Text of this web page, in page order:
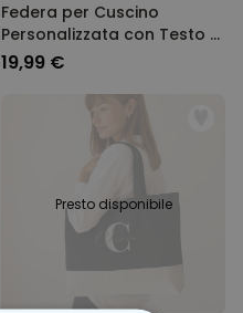
Federa per Cuscino
Personalizzata con Testo e
Simboli
19,99 €
Presto disponibile